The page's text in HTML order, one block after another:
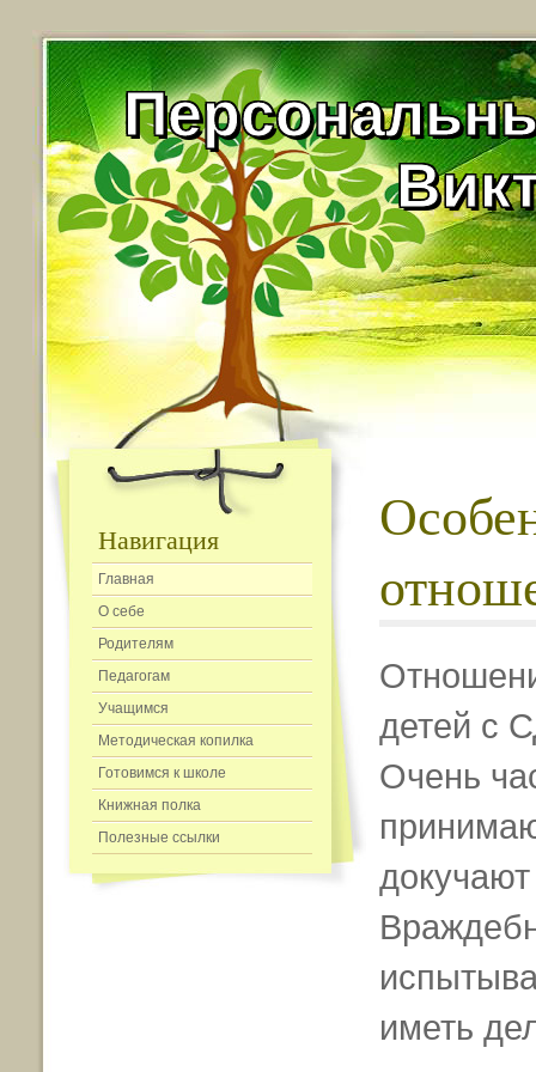
Навигация
Главная
О себе
Родителям
Педагогам
Учащимся
Методическая копилка
Готовимся к школе
Книжная полка
Полезные ссылки
детей с
Очень
иметь